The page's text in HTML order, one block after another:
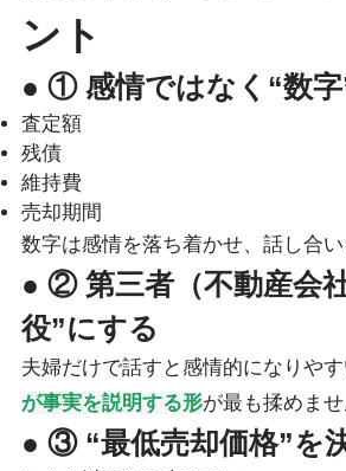
ント
● ① 感情ではなく“数
査定額
残債
維持費
売却期間
数字は感情を落ち着かせ、話し合い
● ② 第三者（不動産会
役”にする
夫婦だけで話すと感情的になりやす
が事実を説明する形が最も揉めませ
● ③ “最低売却価格”を